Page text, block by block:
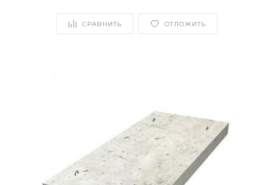
СРАВНИТЬ ОТЛОЖИТЬ